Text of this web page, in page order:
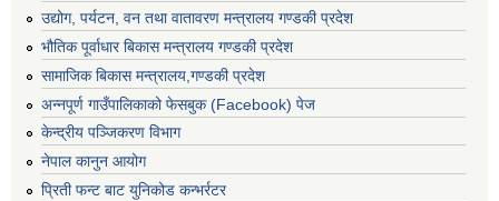
उद्योग, पर्यटन, वन तथा वातावरण मन्त्रालय गण्डकी प्रदेश
भौतिक पूर्वाधार बिकास मन्त्रालय गण्डकी प्रदेश
सामाजिक बिकास मन्त्रालय,गण्डकी प्रदेश
अन्नपूर्ण गाउँपालिकाको फेसबुक (Facebook) पेज
केन्द्रीय पञ्जिकरण विभाग
नेपाल कानुन आयोग
प्रिती फन्ट बाट युनिकोड कन्भर्रटर